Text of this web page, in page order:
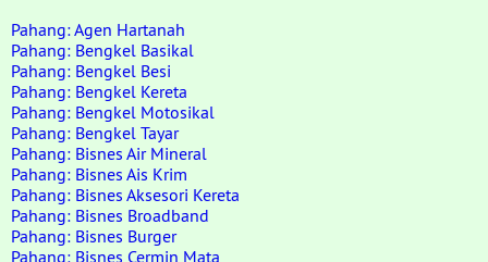
Pahang: Agen Hartanah
Pahang: Bengkel Basikal
Pahang: Bengkel Besi
Pahang: Bengkel Kereta
Pahang: Bengkel Motosikal
Pahang: Bengkel Tayar
Pahang: Bisnes Air Mineral
Pahang: Bisnes Ais Krim
Pahang: Bisnes Aksesori Kereta
Pahang: Bisnes Broadband
Pahang: Bisnes Burger
Pahang: Bisnes Cermin Mata